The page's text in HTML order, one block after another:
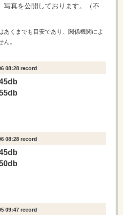
写真を公開しております。（不
くまでも目安であり、関係機関によ
。
08:28 record
08:28 record
09:47 record